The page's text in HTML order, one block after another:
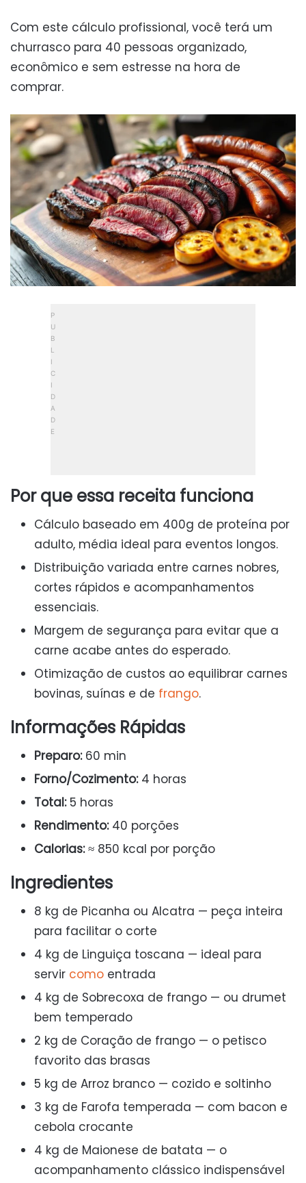
Com este cálculo profissional, você terá um
churrasco para 40 pessoas organizado,
econômico e sem estresse na hora de
comprar.
Por que essa receita funciona
Cálculo baseado em 400g de proteína por
adulto, média ideal para eventos longos.
Distribuição variada entre carnes nobres,
cortes rápidos e acompanhamentos
essenciais.
Margem de segurança para evitar que a
carne acabe antes do esperado.
Otimização de custos ao equilibrar carnes
bovinas, suínas e de frango.
Informações Rápidas
Preparo:60 min
Forno/Cozimento:4 horas
Total:5 horas
Rendimento:40 porções
Calorias:≈ 850 kcal por porção
Ingredientes
8 kg de Picanha ou Alcatra — peça inteira
para facilitar o corte
4 kg de Linguiça toscana — ideal para
servir como entrada
4 kg de Sobrecoxa de frango — ou drumet
bem temperado
2 kg de Coração de frango — o petisco
favorito das brasas
5 kg de Arroz branco — cozido e soltinho
3 kg de Farofa temperada — com bacon e
cebola crocante
4 kg de Maionese de batata — o
acompanhamento clássico indispensável